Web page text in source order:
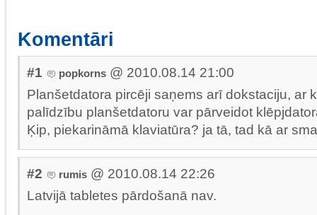
Komentāri
#1 popkorns @ 2010.08.14 21:00
Planšetdatora pircēji saņems arī dokstaciju, ar
palīdzību planšetdatoru var pārveidot
Ķip, piekarināmā klaviatūra? ja tā, tad kā ar
#2 rumis @ 2010.08.14 22:26
Latvijā tabletes pārdošanā nav.